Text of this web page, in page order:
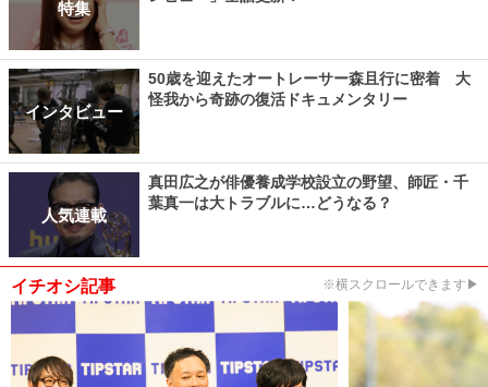
特集
インタビュー
50歳を迎えたオートレーサー森且行に密着 大
怪我から奇跡の復活ドキュメンタリー
人気連載
真田広之が俳優養成学校設立の野望、師匠・千
葉真一は大トラブルに…どうなる？
イチオシ記事 ※横スクロールできます▶